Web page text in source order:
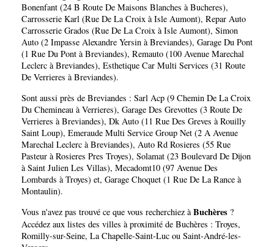
Bonenfant (24 B Route De Maisons Blanches à Bucheres),
Carrosserie Karl (Rue De La Croix à Isle Aumont), Repar Auto
Carrosserie Grados (Rue De La Croix à Isle Aumont), Simon
Auto (2 Impasse Alexandre Yersin à Breviandes), Garage Du Pont
(1 Rue Du Pont à Breviandes), Remauto (100 Avenue Marechal
Leclerc à Breviandes), Esthetique Car Multi Services (31 Route
De Verrieres à Breviandes).
Sont aussi près de Breviandes : Sarl Acp (9 Chemin De La Croix
Du Chemineau à Verrieres), Garage Des Grevottes (3 Route De
Verrieres à Breviandes), Dk Auto (11 Rue Des Greves à Rouilly
Saint Loup), Emeraude Multi Service Group Net (2 A Avenue
Marechal Leclerc à Breviandes), Auto Rd Rosieres (55 Rue
Pasteur à Rosieres Pres Troyes), Solamat (23 Boulevard De Dijon
à Saint Julien Les Villas), Mecadomt10 (97 Avenue Des
Lombards à Troyes) et, Garage Choquet (1 Rue De La Rance à
Montaulin).
Vous n'avez pas trouvé ce que vous recherchiez àBuchères ?
Accédez aux listes des villes à proximité de Buchères : Troyes,
Romilly-sur-Seine, La Chapelle-Saint-Luc ou Saint-André-les-